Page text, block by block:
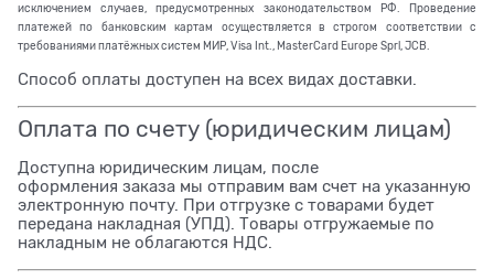
исключением случаев, предусмотренных законодательством РФ. Проведение
платежей по банковским картам осуществляется в строгом соответствии с
требованиями платёжных систем МИР, Visa Int., MasterCard Europe Sprl, JCB.
Способ оплаты доступен на всех видах доставки.
Оплата по счету (юридическим лицам)
Доступна юридическим лицам, после
оформления заказа мы отправим вам счет на указанную
электронную почту. При отгрузке с товарами будет
передана накладная (УПД). Товары отгружаемые по
накладным не облагаются НДС.